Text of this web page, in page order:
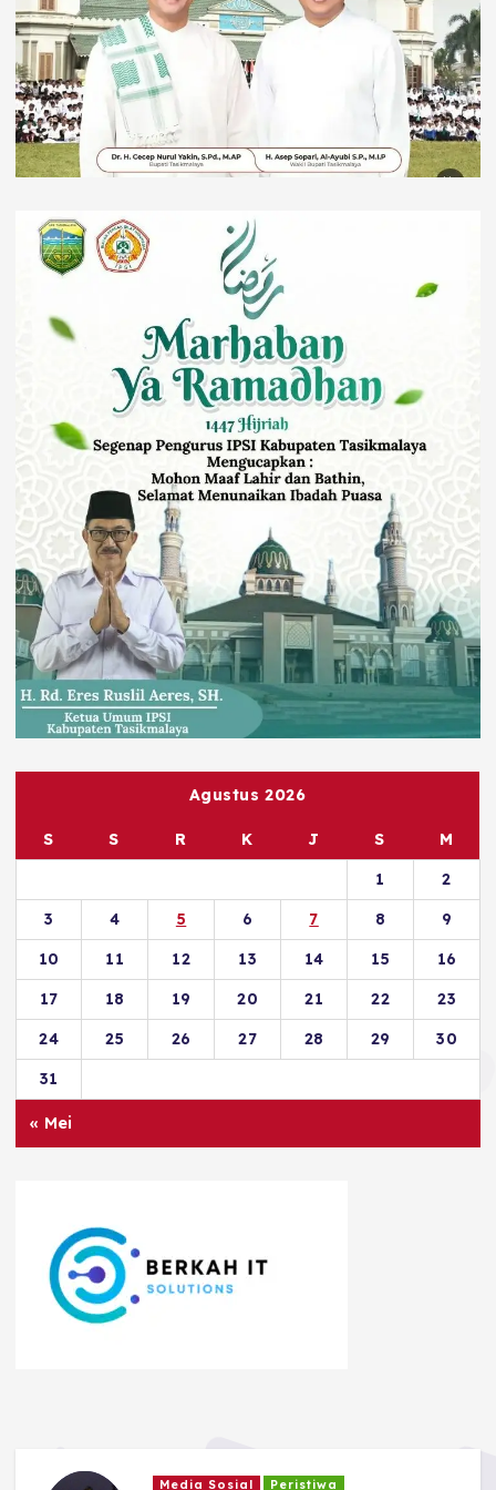
Agustus 2026
S S R K J S
M
1
2
3
4 5 6 7 8
9
10
11 12 13 14 15
16
17
18 19 20 21 22
23
24
25 26 27 28 29
30
31
« Mei
Ragam